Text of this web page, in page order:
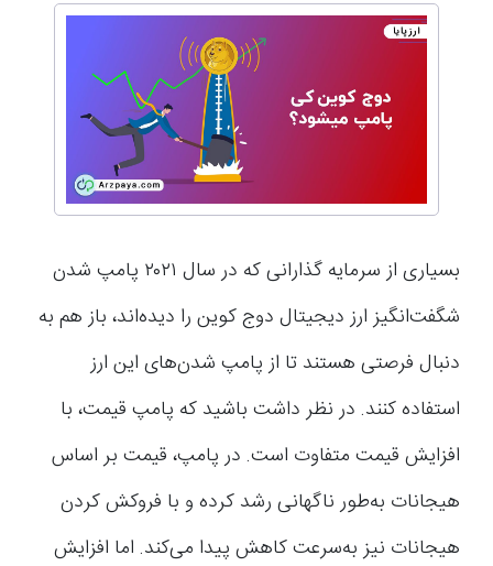
بسیاری از سرمایه گذارانی که در سال ۲۰۲۱ پامپ شدن
شگفت‌انگیز ارز دیجیتال دوج کوین را دیده‌اند، باز هم به
دنبال فرصتی هستند تا از پامپ شدن‌های این ارز
استفاده کنند. در نظر داشت باشید که پامپ قیمت، با
افزایش قیمت متفاوت است. در پامپ، قیمت بر اساس
هیجانات به‌طور ناگهانی رشد کرده و با فروکش کردن
هیجانات نیز به‌سرعت کاهش پیدا می‌کند. اما افزایش